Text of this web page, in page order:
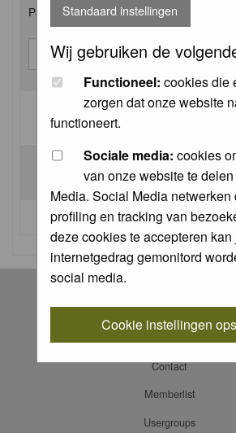
Standaard instellingen
Wij gebruiken de
Functioneel: cookies die
zorgen dat onze website
functioneert.
Sociale media: cookies
van onze website te
Media. Social Media netwerken
profiling en tracking van
deze cookies te accepteren kan
internetgedrag gemonitord
social media.
Cookie instellingen
Password:
Log me on automatically each visit:
I forgot my password
Log in
Contact
Memberlist
Usergroups